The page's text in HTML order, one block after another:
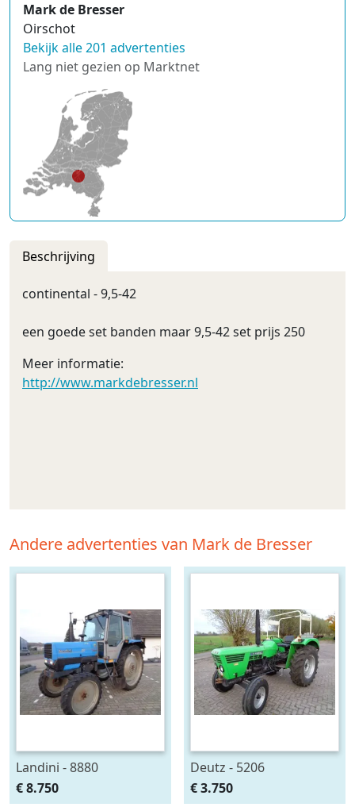
Mark de Bresser
Oirschot
Bekijk alle 201 advertenties
Lang niet gezien op Marktnet
Beschrijving
continental - 9,5-42
een goede set banden maar 9,5-42 set prijs 250
Meer informatie:
http://www.markdebresser.nl
Andere advertenties van Mark de Bresser
Landini - 8880
€ 8.750
Deutz - 5206
€ 3.750